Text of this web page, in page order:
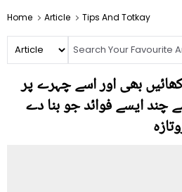
Home Article Tips And Totkay
بھی اور اسے چہرے پر
چند ایسے فوائد جو بنا دے